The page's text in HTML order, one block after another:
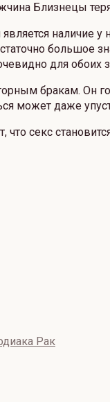
Близнецы
наличие
большое
для обоих
бракам. Он
может даже
что секс
Рак